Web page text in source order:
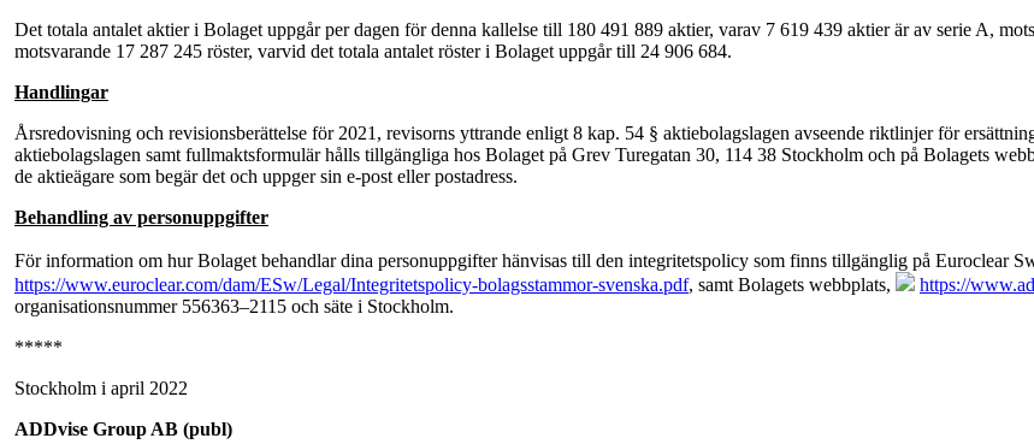
Det totala antalet aktier i Bolaget uppgår per dagen för denna kallelse till 180 491 889 aktier, varav 7 619 439 aktier är av serie A,
motsvarande 17 287 245 röster, varvid det totala antalet röster i Bolaget uppgår till 24 906 684.
Handlingar
Årsredovisning och revisionsberättelse för 2021, revisorns yttrande enligt 8 kap. 54 § aktiebolagslagen avseende riktlinjer för
aktiebolagslagen samt fullmaktsformulär hålls tillgängliga hos Bolaget på Grev Turegatan 30, 114 38 Stockholm och på Bolagets
de aktieägare som begär det och uppger sin e-post eller postadress.
Behandling av personuppgifter
För information om hur Bolaget behandlar dina personuppgifter hänvisas till den integritetspolicy som finns tillgänglig på Euroclear
https://www.euroclear.com/dam/ESw/Legal/Integritetspolicy-bolagsstammor-svenska.pdf, samt Bolagets webbplats, https://
organisationsnummer 556363–2115 och säte i Stockholm.
*****
Stockholm i april 2022
ADDvise Group AB (publ)